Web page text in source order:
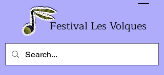
Festival Les Volques